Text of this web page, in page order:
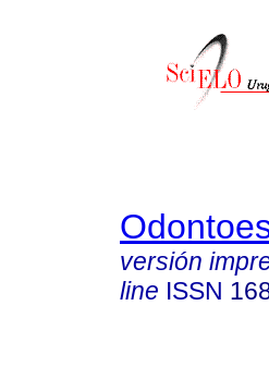
versión
line ISSN